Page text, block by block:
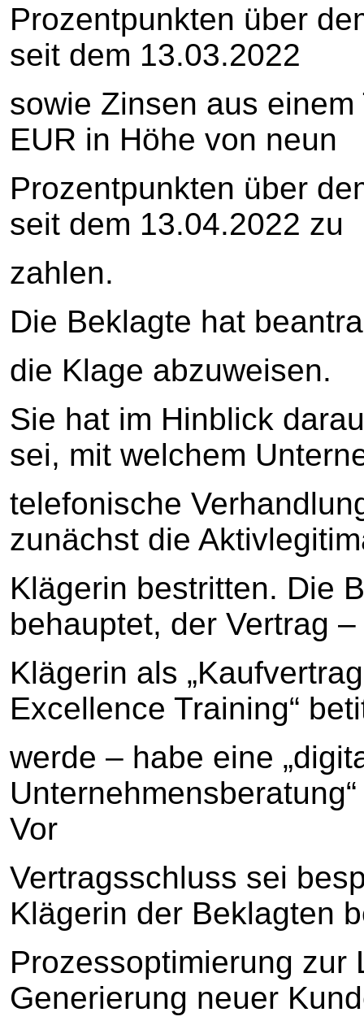
Prozentpunkten über
seit dem 13.03.2022
sowie Zinsen aus
EUR in Höhe von neun
Prozentpunkten über
seit dem 13.04.2022 zu
zahlen.
Die Beklagte hat
die Klage abzuweisen.
Sie hat im Hinblick
sei, mit welchem
telefonische
zunächst die
Klägerin bestritten. Die
behauptet, der Vertrag
Klägerin als
Excellence Training“
werde – habe eine
Vor
Vertragsschluss sei
Klägerin der Beklagten
Prozessoptimierung zur
Generierung neuer